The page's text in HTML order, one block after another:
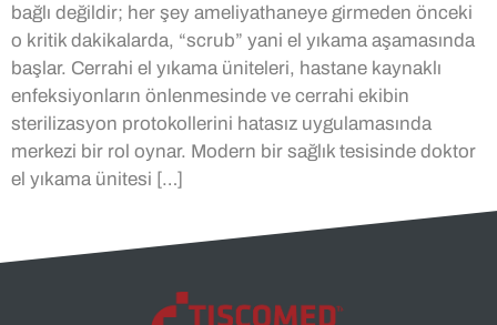
bağlı değildir; her şey ameliyathaneye girmeden önceki
o kritik dakikalarda, “scrub” yani el yıkama aşamasında
başlar. Cerrahi el yıkama üniteleri, hastane kaynaklı
enfeksiyonların önlenmesinde ve cerrahi ekibin
sterilizasyon protokollerini hatasız uygulamasında
merkezi bir rol oynar. Modern bir sağlık tesisinde doktor
el yıkama ünitesi […]